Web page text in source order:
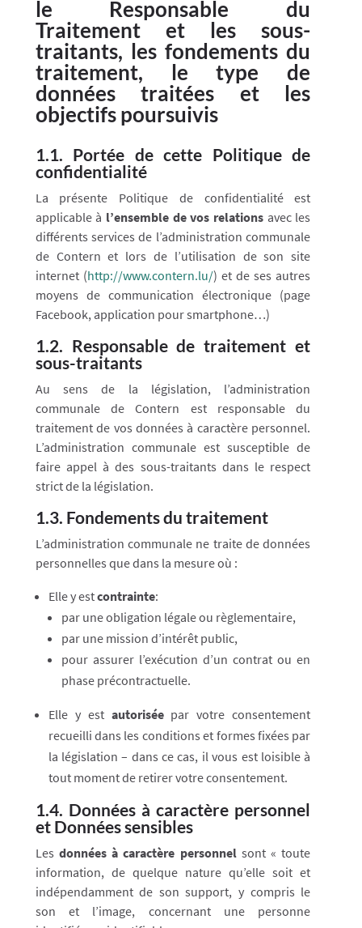
le Responsable du
Traitement et les sous-
traitants, les fondements du
traitement, le type de
données traitées et les
objectifs poursuivis
1.1. Portée de cette Politique de
confidentialité
La présente Politique de confidentialité est
applicable à l’ensemble de vos relationsavec les
différents services de l’administration communale
de Contern et lors de l’utilisation de son site
internet (http://www.contern.lu/) et de ses autres
moyens de communication électronique (page
Facebook, application pour smartphone…)
1.2. Responsable de traitement et
sous-traitants
Au sens de la législation, l’administration
communale de Contern est responsable du
traitement de vos données à caractère personnel.
L’administration communale est susceptible de
faire appel à des sous-traitants dans le respect
strict de la législation.
1.3. Fondements du traitement
L’administration communale ne traite de données
personnelles que dans la mesure où :
Elle y estcontrainte:
par une obligation légale ou règlementaire,
par une mission d’intérêt public,
pour assurer l’exécution d’un contrat ou en
phase précontractuelle.
Elle y est autoriséepar votre consentement
recueilli dans les conditions et formes fixées par
la législation – dans ce cas, il vous est loisible à
tout moment de retirer votre consentement.
1.4. Données à caractère personnel
et Données sensibles
Les données à caractère personnelsont « toute
information, de quelque nature qu’elle soit et
indépendamment de son support, y compris le
son et l’image, concernant une personne